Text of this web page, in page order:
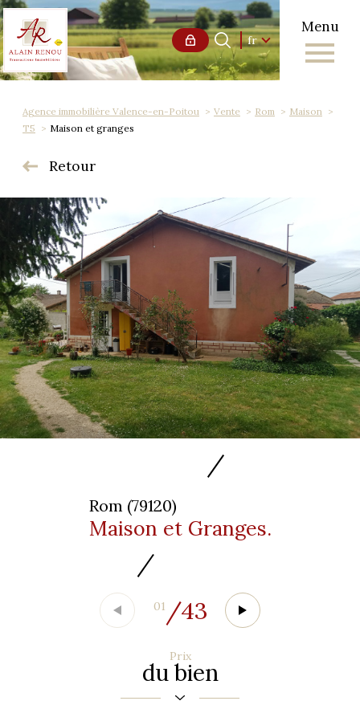
Menu
Langue
fr
Accueil 0 Langue
fr
Agence immobilière Valence-en-Poitou Vente Rom
Maison
T5
Maison et granges
Retour
Rom (79120)
Maison et Granges.
01 /43
Prix
du bien